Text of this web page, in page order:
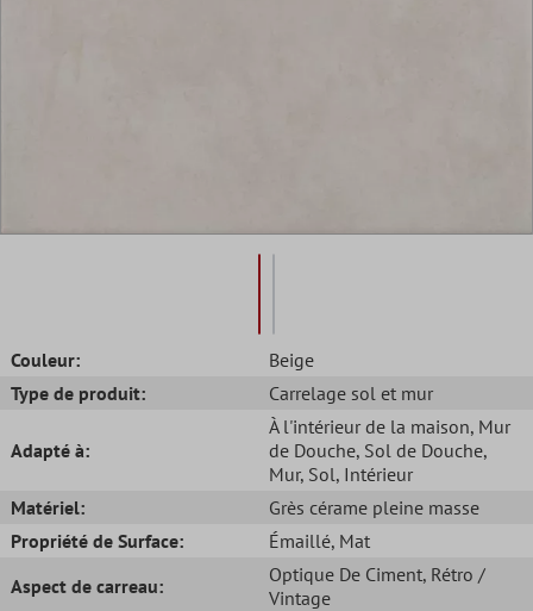
Couleur:
Beige
Type de produit:
Carrelage sol et mur
Adapté à:
À l'intérieur de la maison, Mur
de Douche, Sol de Douche,
Mur, Sol, Intérieur
Matériel:
Grès cérame pleine masse
Propriété de Surface:
Émaillé, Mat
Aspect de carreau:
Optique De Ciment, Rétro /
Vintage